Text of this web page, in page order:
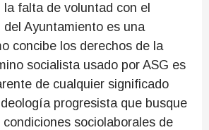
la falta de voluntad con el
del Ayuntamiento es una
concibe los derechos de la
socialista usado por ASG es
de cualquier significado
progresista que busque
condiciones sociolaborales de